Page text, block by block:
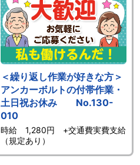
＜繰り返し作業が好きな方＞
アンカーボルトの付帯作業・
土日祝お休み No.130-
010
時給 1,280円 +交通費実費支給
（規定あり）